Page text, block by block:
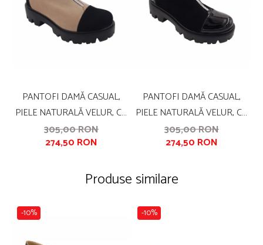
PANTOFI DAMĂ CASUAL,
PIELE NATURALĂ VELUR, CU
FERMOAR, TALPĂ UȘOARĂ,
CRAMPOANE, BEJ, NEGRU
305,00 RON
274,50 RON
PANTOFI DAMĂ CASUAL,
PIELE NATURALĂ VELUR, CU
FERMOAR, TALPĂ UȘOARĂ,
CRAMPOANE, LĂCUIT, NEGRU
305,00 RON
274,50 RON
Produse similare
-10% -10%